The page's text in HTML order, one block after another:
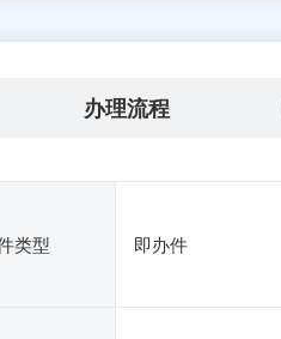
办理流程
类型 即办件